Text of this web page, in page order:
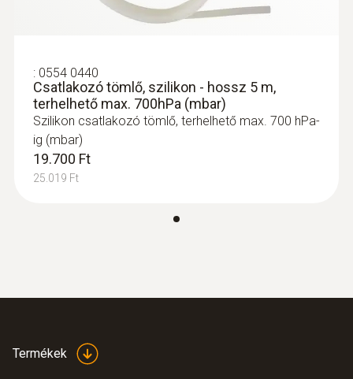
0,67
Átmérő
8 mm
szárnykerekes szondával
testo 400 légsebesség szett hődrótos
: 0554 0440
Csatlakozó tömlő, szilikon - hossz 5 m,
terhelhető max. 700hPa (mbar)
Szilikon csatlakozó tömlő, terhelhető max. 700 hPa-
ig (mbar)
19.700 Ft
25.019 Ft
Termékek